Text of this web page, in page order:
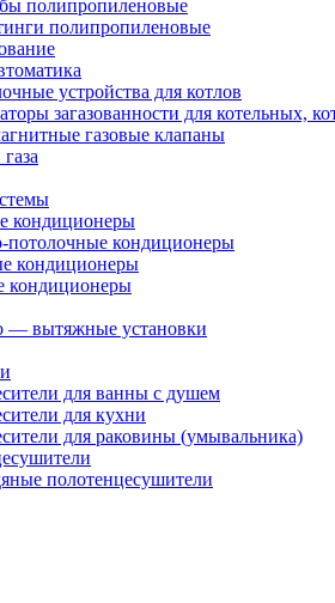
полипропиленовые
полипропиленовые
устройства для котлов
загазованности для котельных,
газовые клапаны
кондиционеры
потолочные кондиционеры
кондиционеры
кондиционеры
— вытяжные установки
для ванны с душем
для кухни
для раковины (умывальника)
полотенцесушители